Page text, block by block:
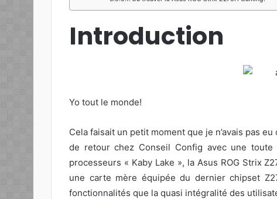
Introduction
Yo tout le monde!
Cela faisait un petit moment que je n’avais pas
de retour chez Conseil Config avec une
processeurs « Kaby Lake », la Asus ROG Strix
une carte mère équipée du dernier chipset
fonctionnalités que la quasi intégralité des